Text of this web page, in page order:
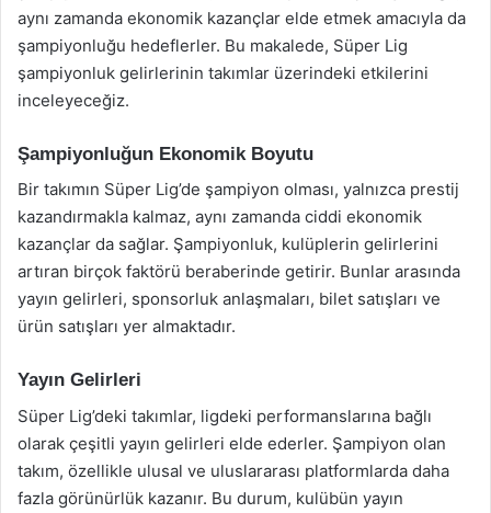
aynı zamanda ekonomik kazançlar elde etmek amacıyla da
şampiyonluğu hedeflerler. Bu makalede, Süper Lig
şampiyonluk gelirlerinin takımlar üzerindeki etkilerini
inceleyeceğiz.
Şampiyonluğun Ekonomik Boyutu
Bir takımın Süper Lig’de şampiyon olması, yalnızca prestij
kazandırmakla kalmaz, aynı zamanda ciddi ekonomik
kazançlar da sağlar. Şampiyonluk, kulüplerin gelirlerini
artıran birçok faktörü beraberinde getirir. Bunlar arasında
yayın gelirleri, sponsorluk anlaşmaları, bilet satışları ve
ürün satışları yer almaktadır.
Yayın Gelirleri
Süper Lig’deki takımlar, ligdeki performanslarına bağlı
olarak çeşitli yayın gelirleri elde ederler. Şampiyon olan
takım, özellikle ulusal ve uluslararası platformlarda daha
fazla görünürlük kazanır. Bu durum, kulübün yayın